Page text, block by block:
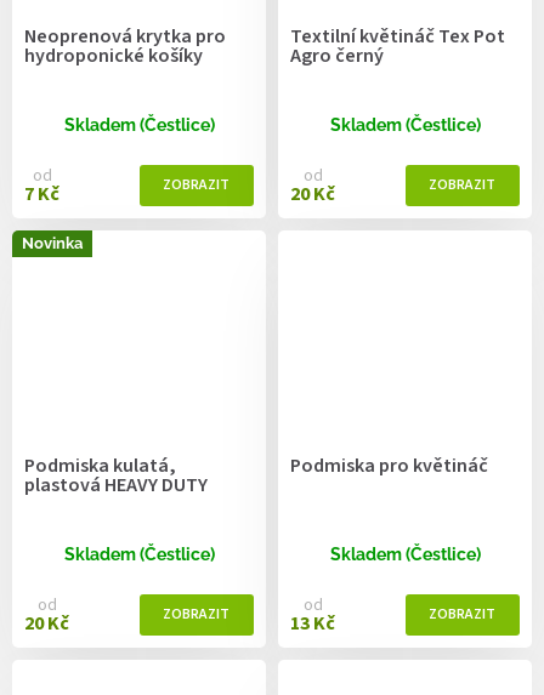
Neoprenová krytka pro
hydroponické košíky
Skladem (Čestlice)
od
7 Kč
Textilní květináč Tex Pot
Agro černý
Skladem (Čestlice)
od
20 Kč
Novinka
Podmiska kulatá,
plastová HEAVY DUTY
Skladem (Čestlice)
od
20 Kč
Podmiska pro květináč
Skladem (Čestlice)
od
13 Kč